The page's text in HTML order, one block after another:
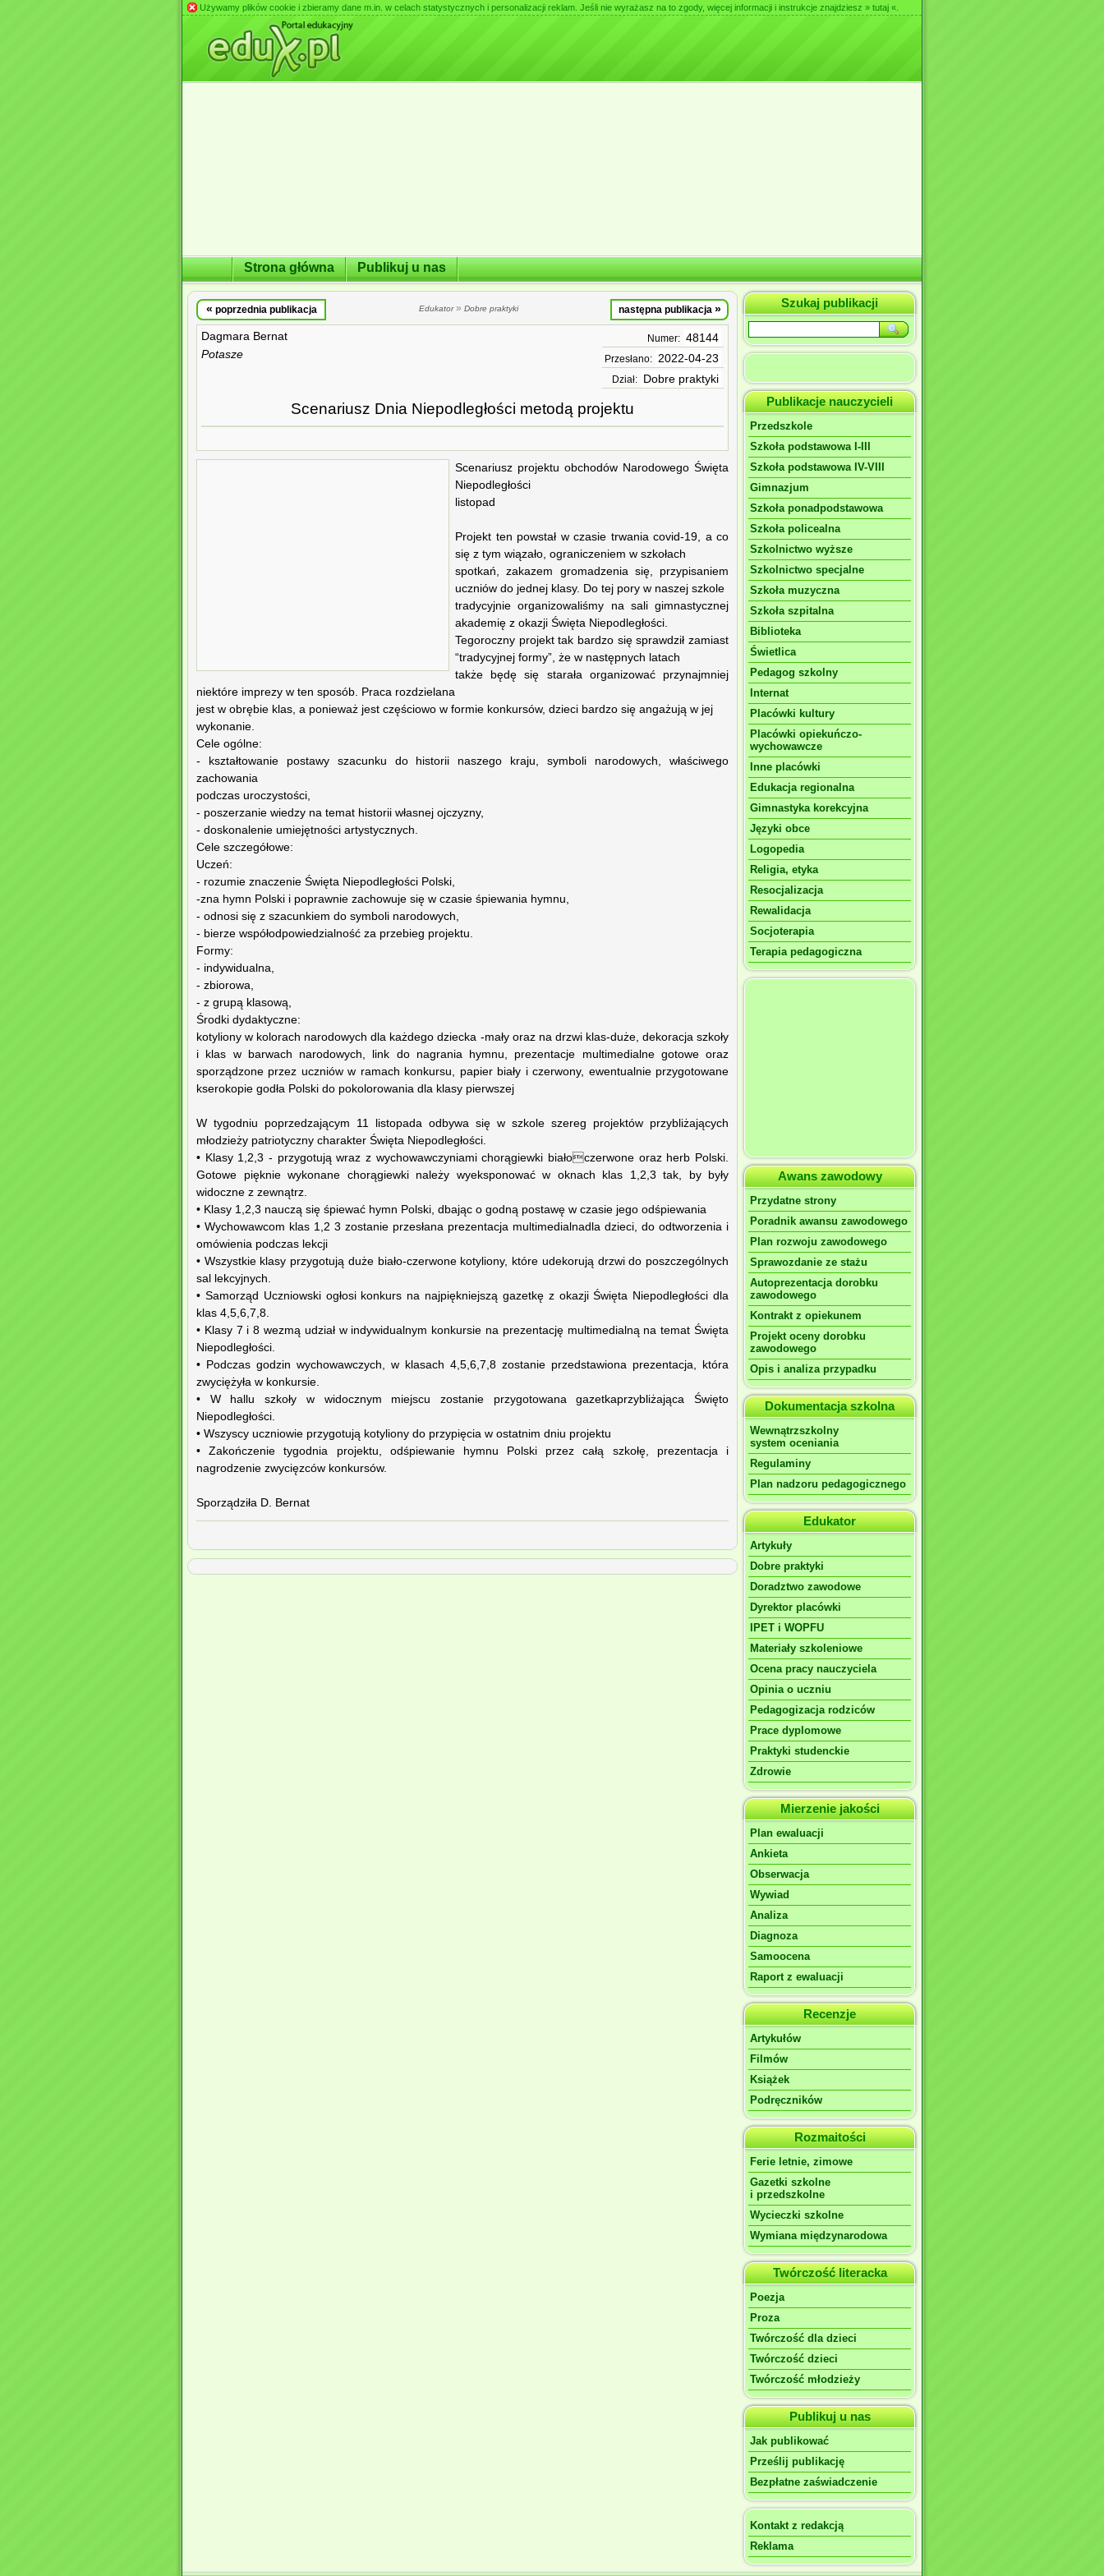
Używamy plików cookie i zbieramy dane m.in. w celach statystycznych i personalizacji reklam. Jeśli nie wyrażasz na to zgody, więcej informacji i instrukcje znajdziesz » tutaj «
Strona główna Publikuj u nas
« poprzednia publikacja Edukator» Dobre praktyki następna publikacja »
Dagmara Bernat
Potasze
Numer: 48144
Przesłano: 2022-04-23
Dział: Dobre praktyki
Scenariusz Dnia Niepodległości metodą projektu
Scenariusz projektu obchodów Narodowego Święta
Niepodległości
listopad
Projekt ten powstał w czasie trwania covid-19, a co
się z tym wiązało, ograniczeniem w szkołach
spotkań, zakazem gromadzenia się, przypisaniem
uczniów do jednej klasy. Do tej pory w naszej szkole
tradycyjnie organizowaliśmy na sali gimnastycznej
akademię z okazji Święta Niepodległości.
Tegoroczny projekt tak bardzo się sprawdził zamiast
“tradycyjnej formy”, że w następnych latach
także będę się starała organizować przynajmniej
niektóre imprezy w ten sposób. Praca rozdzielana
jest w obrębie klas, a ponieważ jest częściowo w formie konkursów, dzieci bardzo się angażują w jej
wykonanie.
Cele ogólne:
- kształtowanie postawy szacunku do historii naszego kraju, symboli narodowych, właściwego
zachowania
podczas uroczystości,
- poszerzanie wiedzy na temat historii własnej ojczyzny,
- doskonalenie umiejętności artystycznych.
Cele szczegółowe:
Uczeń:
- rozumie znaczenie Święta Niepodległości Polski,
-zna hymn Polski i poprawnie zachowuje się w czasie śpiewania hymnu,
- odnosi się z szacunkiem do symboli narodowych,
- bierze współodpowiedzialność za przebieg projektu.
Formy:
- indywidualna,
- zbiorowa,
- z grupą klasową,
Środki dydaktyczne:
kotyliony w kolorach narodowych dla każdego dziecka -mały oraz na drzwi klas-duże, dekoracja szkoły
i klas w barwach narodowych, link do nagrania hymnu, prezentacje multimedialne gotowe oraz
sporządzone przez uczniów w ramach konkursu, papier biały i czerwony, ewentualnie przygotowane
kserokopie godła Polski do pokolorowania dla klasy pierwszej
W tygodniu poprzedzającym 11 listopada odbywa się w szkole szereg projektów przybliżających
młodzieży patriotyczny charakter Święta Niepodległości.
• Klasy 1,2,3 - przygotują wraz z wychowawczyniami chorągiewki białoczerwone oraz herb Polski.
Gotowe pięknie wykonane chorągiewki należy wyeksponować w oknach klas 1,2,3 tak, by były
widoczne z zewnątrz.
• Klasy 1,2,3 nauczą się śpiewać hymn Polski, dbając o godną postawę w czasie jego odśpiewania
• Wychowawcom klas 1,2 3 zostanie przesłana prezentacja multimedialnadla dzieci, do odtworzenia i
omówienia podczas lekcji
• Wszystkie klasy przygotują duże biało-czerwone kotyliony, które udekorują drzwi do poszczególnych
sal lekcyjnych.
• Samorząd Uczniowski ogłosi konkurs na najpiękniejszą gazetkę z okazji Święta Niepodległości dla
klas 4,5,6,7,8.
• Klasy 7 i 8 wezmą udział w indywidualnym konkursie na prezentację multimedialną na temat Święta
Niepodległości.
• Podczas godzin wychowawczych, w klasach 4,5,6,7,8 zostanie przedstawiona prezentacja, która
zwyciężyła w konkursie.
• W hallu szkoły w widocznym miejscu zostanie przygotowana gazetkaprzybliżająca Święto
Niepodległości.
• Wszyscy uczniowie przygotują kotyliony do przypięcia w ostatnim dniu projektu
• Zakończenie tygodnia projektu, odśpiewanie hymnu Polski przez całą szkołę, prezentacja i
nagrodzenie zwycięzców konkursów.
Sporządziła D. Bernat
Szukaj publikacji
Publikacje nauczycieli
Przedszkole
Szkoła podstawowa I-III
Szkoła podstawowa IV-VIII
Gimnazjum
Szkoła ponadpodstawowa
Szkoła policealna
Szkolnictwo wyższe
Szkolnictwo specjalne
Szkoła muzyczna
Szkoła szpitalna
Biblioteka
Świetlica
Pedagog szkolny
Internat
Placówki kultury
Placówki opiekuńczo-
wychowawcze
Inne placówki
Edukacja regionalna
Gimnastyka korekcyjna
Języki obce
Logopedia
Religia, etyka
Resocjalizacja
Rewalidacja
Socjoterapia
Terapia pedagogiczna
Awans zawodowy
Przydatne strony
Poradnik awansu zawodowego
Plan rozwoju zawodowego
Sprawozdanie ze stażu
Autoprezentacja dorobku
zawodowego
Kontrakt z opiekunem
Projekt oceny dorobku
zawodowego
Opis i analiza przypadku
Dokumentacja szkolna
Wewnątrzszkolny
system oceniania
Regulaminy
Plan nadzoru pedagogicznego
Edukator
Artykuły
Dobre praktyki
Doradztwo zawodowe
Dyrektor placówki
IPET i WOPFU
Materiały szkoleniowe
Ocena pracy nauczyciela
Opinia o uczniu
Pedagogizacja rodziców
Prace dyplomowe
Praktyki studenckie
Zdrowie
Mierzenie jakości
Plan ewaluacji
Ankieta
Obserwacja
Wywiad
Analiza
Diagnoza
Samoocena
Raport z ewaluacji
Recenzje
Artykułów
Filmów
Książek
Podręczników
Rozmaitości
Ferie letnie, zimowe
Gazetki szkolne
i przedszkolne
Wycieczki szkolne
Wymiana międzynarodowa
Twórczość literacka
Poezja
Proza
Twórczość dla dzieci
Twórczość dzieci
Twórczość młodzieży
Publikuj u nas
Jak publikować
Prześlij publikację
Bezpłatne zaświadczenie
Kontakt z redakcją
Reklama